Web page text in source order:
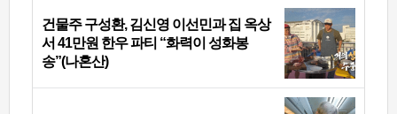
건물주 구성환, 김신영 이선민과 집 옥상
서 41만원 한우 파티 “화력이 성화봉
송”(나혼산)